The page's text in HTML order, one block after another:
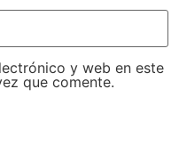
y web en este
que comente.